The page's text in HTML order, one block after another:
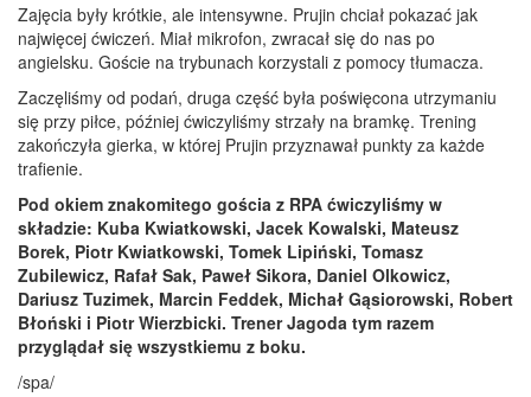
Zajęcia były krótkie, ale intensywne. Prujin chciał pokazać jak
najwięcej ćwiczeń. Miał mikrofon, zwracał się do nas po
angielsku. Goście na trybunach korzystali z pomocy tłumacza.
Zaczęliśmy od podań, druga część była poświęcona utrzymaniu
się przy piłce, później ćwiczyliśmy strzały na bramkę. Trening
zakończyła gierka, w której Prujin przyznawał punkty za każde
trafienie.
Pod okiem znakomitego gościa z RPA ćwiczyliśmy w
składzie: Kuba Kwiatkowski, Jacek Kowalski, Mateusz
Borek, Piotr Kwiatkowski, Tomek Lipiński, Tomasz
Zubilewicz, Rafał Sak, Paweł Sikora, Daniel Olkowicz,
Dariusz Tuzimek, Marcin Feddek, Michał Gąsiorowski, Robert
Błoński i Piotr Wierzbicki. Trener Jagoda tym razem
przyglądał się wszystkiemu z boku.
/spa/